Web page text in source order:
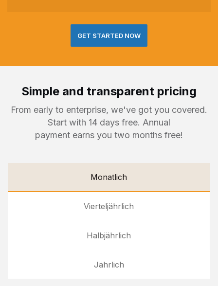
GET STARTED NOW
Simple and transparent pricing
From early to enterprise, we've got you covered.
Start with 14 days free. Annual
payment earns you two months free!
Monatlich
Vierteljährlich
Halbjährlich
Jährlich